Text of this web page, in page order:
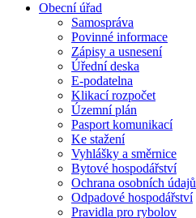
Obecní úřad
Samospráva
Povinné informace
Zápisy a usnesení
Úřední deska
E-podatelna
Klikací rozpočet
Územní plán
Pasport komunikací
Ke stažení
Vyhlášky a směrnice
Bytové hospodářství
Ochrana osobních údajů
Odpadové hospodářství
Pravidla pro rybolov